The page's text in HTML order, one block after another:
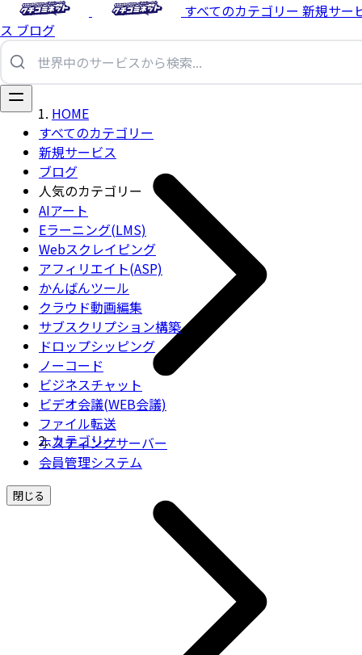
すべてのカテゴリー 新規サー
ス ブログ
すべてのカテゴリー
新規サービス
ブログ
人気のカテゴリー
AIアート
Eラーニング(LMS)
Webスクレイピング
アフィリエイト(ASP)
かんばんツール
クラウド動画編集
サブスクリプション構築
ドロップシッピング
ノーコード
ビジネスチャット
ビデオ会議(WEB会議)
ファイル転送
ホスティングサーバー
会員管理システム
閉じる
HOME
カテゴリー